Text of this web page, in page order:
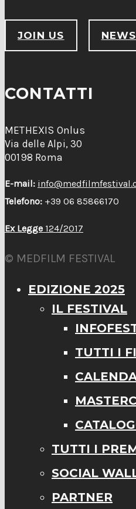
JOIN US
CONTATTI
METHEXIS Onlus
Via delle Alpi, 30
00198 Roma
E-mail:
Telefono: +39 06 85866170
Ex Legge 124/2017
© MEDFILM FESTIVAL
EDIZIONE 2025
IL FESTIVAL
TUTTI I
TUTTI I
SOCIAL
PARTNER